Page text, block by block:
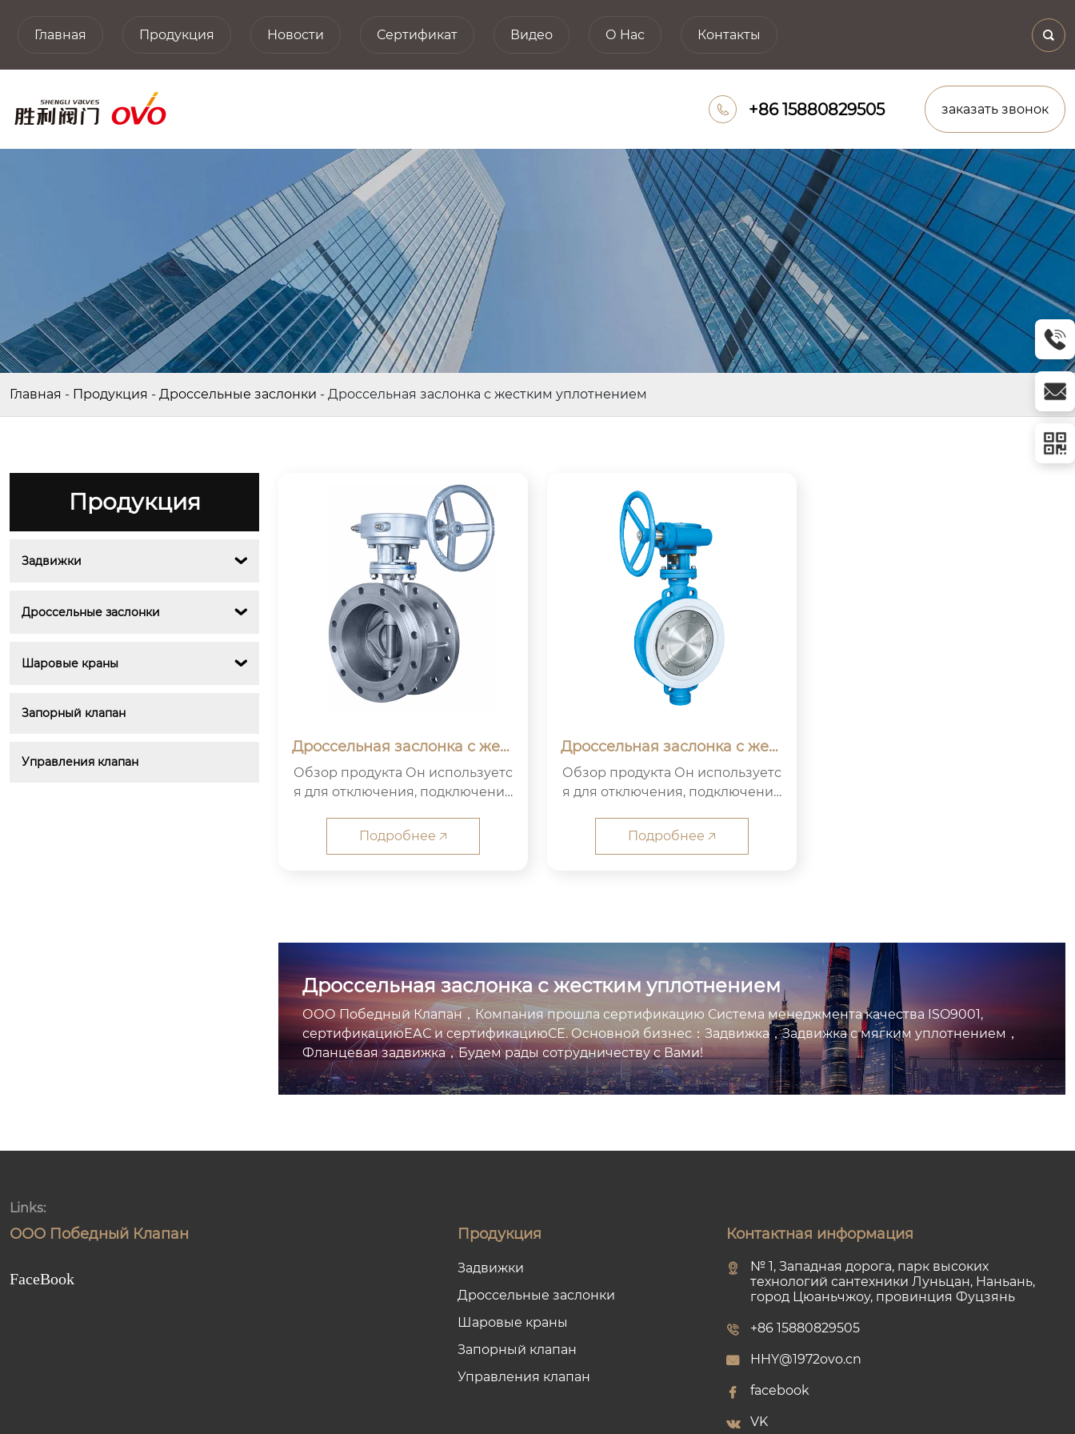
Главная Продукция Новости Сертификат Видео О Hас Контакты 
 +86 15880829505 заказать звонок
Главная - Продукция - Дроссельные заслонки - Дроссельная заслонка с жестким уплотнением
Продукция
Задвижки 
Дроссельные заслонки 
Шаровые краны 
Запорный клапан
Управления клапан
Дроссельная заслонка с жест
ким уплотнением фланца
Обзор продукта Он используетс
я для отключения, подключения
Подробнее 🡥
Дроссельная заслонка с жест
ким уплотнением на защелке
Обзор продукта Он используетс
я для отключения, подключения
Подробнее 🡥
Дроссельная заслонка с жестким уплотнением
ООО Победный Клапан，Компания прошла сертификацию Система менеджмента качества ISO9001,
сертификациюЕАС и сертификациюСЕ. Основной бизнес：Задвижка，Задвижка с мягким уплотнением，
Фланцевая задвижка，Будем рады сотрудничеству с Вами!
Links:
ООО Победный Клапан
FaceBook
Продукция
Задвижки
Дроссельные заслонки
Шаровые краны
Запорный клапан
Управления клапан
Контактная информация
№ 1, Западная дорога, парк высоких
технологий сантехники Луньцан, Наньань,
город Цюаньчжоу, провинция Фуцзянь
+86 15880829505
HHY@1972ovo.cn
facebook
VK